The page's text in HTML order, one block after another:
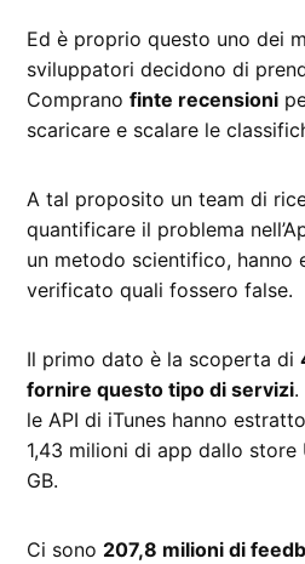
Ed è proprio questo uno dei
sviluppatori decidono di
Compranofinte recensioni
scaricare e scalare le
A tal proposito un team di
quantificare il problema
un metodo scientifico, hanno
verificato quali fossero false.
Il primo dato è la scoperta di
fornire questo tipo di servizi.
le API di iTunes hanno
1,43 milioni di app dallo store
GB.
Ci sono 207,8 milioni di